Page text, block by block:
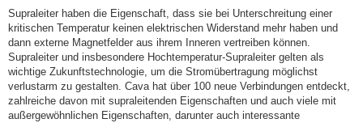
Supraleiter haben die Eigenschaft, dass sie bei Unterschreitung einer
kritischen Temperatur keinen elektrischen Widerstand mehr haben und
dann externe Magnetfelder aus ihrem Inneren vertreiben können.
Supraleiter und insbesondere Hochtemperatur-Supraleiter gelten als
wichtige Zukunftstechnologie, um die Stromübertragung möglichst
verlustarm zu gestalten. Cava hat über 100 neue Verbindungen entdeckt,
zahlreiche davon mit supraleitenden Eigenschaften und auch viele mit
außergewöhnlichen Eigenschaften, darunter auch interessante